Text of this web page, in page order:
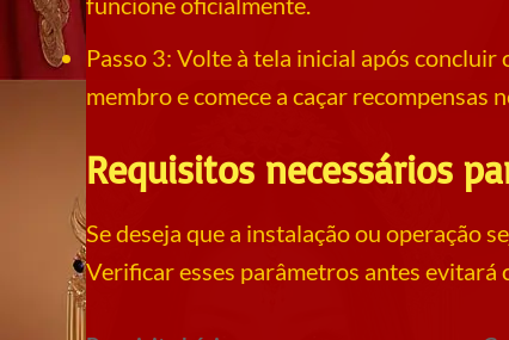
Passo 3: Volte à tela inicial após concluir
membro e comece a caçar recompensas
Requisitos necessários
Se deseja que a instalação ou operação
Verificar esses parâmetros antes evitará